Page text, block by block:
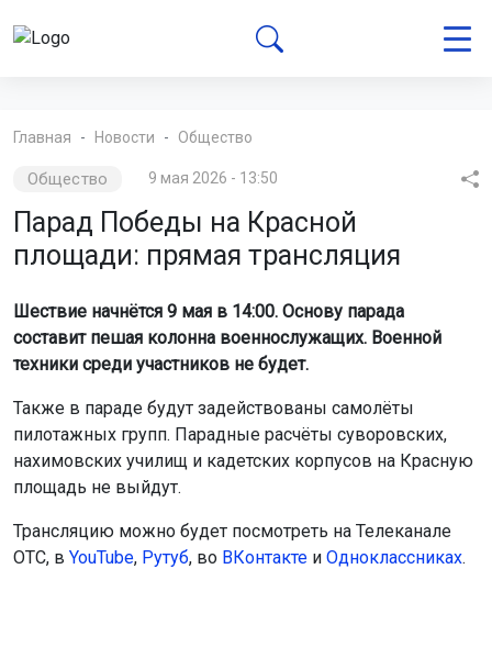
Главная Новости Общество
Общество 9 мая 2026 - 13:50
Парад Победы на Красной
площади: прямая трансляция
Шествие начнётся 9 мая в 14:00. Основу парада
составит пешая колонна военнослужащих. Военной
техники среди участников не будет.
Также в параде будут задействованы самолёты
пилотажных групп. Парадные расчёты суворовских,
нахимовских училищ и кадетских корпусов на Красную
площадь не выйдут.
Трансляцию можно будет посмотреть на Телеканале
ОТС, в YouTube, Рутуб, во ВКонтакте и Одноклассниках.